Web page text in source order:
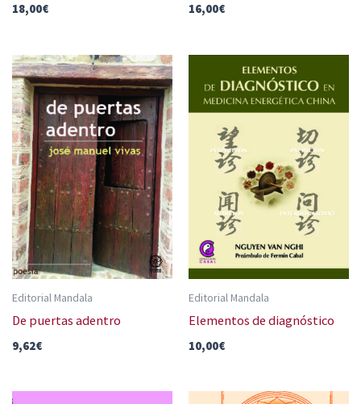
18,00€ 16,00€
Editorial Mandala
De puertas adentro
9,62€
Editorial Mandala
Elementos de diagnóstico
10,00€